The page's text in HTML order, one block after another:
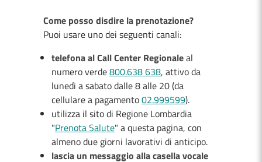
Come posso disdire la prenotazione?
Puoi usare uno dei seguenti canali:
telefona al Call Center Regionaleal
numero verde800.638 638, attivo da
lunedì a sabato dalle 8 alle 20 (da
cellulare a pagamento02.999599).
utilizza il sito di Regione Lombardia
"Prenota Salute" a questa pagina, con
almeno due giorni lavorativi di anticipo.
lascia un messaggio alla casella vocale